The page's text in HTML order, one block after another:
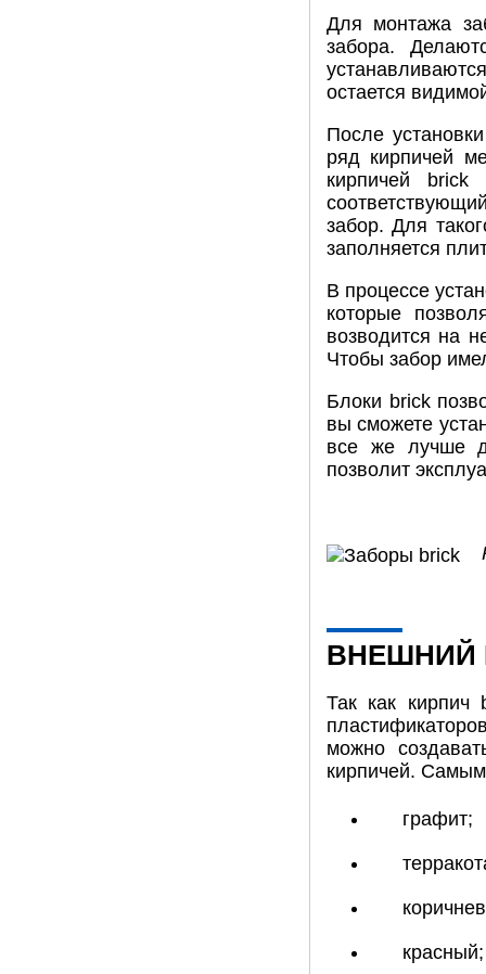
Для монтажа
забора.
остается
После
ряд кирпичей
кирпичей
забор. Для
заполняется
В процессе
которые
возводится на
Чтобы забор
Блоки brick
вы сможете
все же лучше
позволит
ВНЕШНИЙ
Так как кирпич
можно
кирпичей.
графит;
красный;